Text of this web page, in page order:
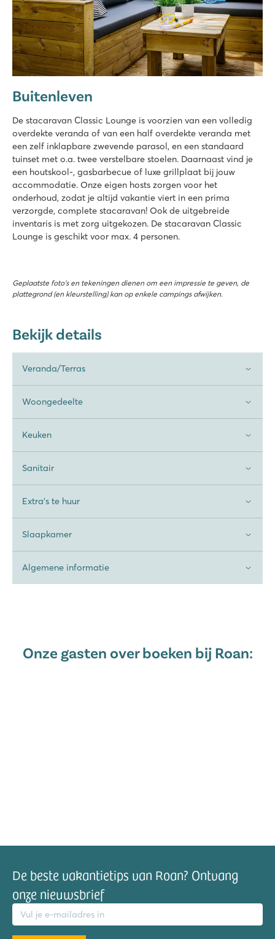
Buitenleven
De stacaravan Classic Lounge is voorzien van een volledig
overdekte veranda of van een half overdekte veranda met
een zelf inklapbare zwevende parasol, en een standaard
tuinset met o.a. twee verstelbare stoelen. Daarnaast vind je
een houtskool-, gasbarbecue of luxe grillplaat bij jouw
accommodatie. Onze eigen hosts zorgen voor het
onderhoud, zodat je altijd vakantie viert in een prima
verzorgde, complete stacaravan! Ook de uitgebreide
inventaris is met zorg uitgekozen. De stacaravan Classic
Lounge is geschikt voor max. 4 personen.
Geplaatste foto’s en tekeningen dienen om een impressie te geven, de
plattegrond (en kleurstelling) kan op enkele campings afwijken.
Bekijk details
Veranda/Terras
Woongedeelte
Keuken
Sanitair
Extra's te huur
Slaapkamer
Algemene informatie
Onze gasten over boeken bij Roan:
De beste vakantietips van Roan? Ontvang
onze nieuwsbrief